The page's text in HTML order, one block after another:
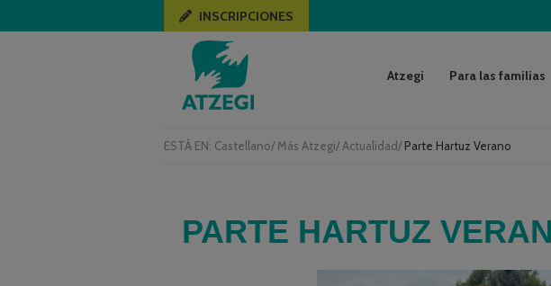
ESTÁ EN: Castellano/ Más Atzegi/ Actualidad/ Parte Hartuz Verano
INSCRIPCIONES
Atzegi Para las familias
PARTE HARTUZ